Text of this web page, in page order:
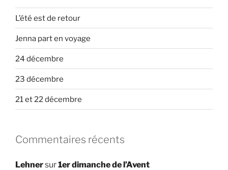
L’été est de retour
Jenna part en voyage
24 décembre
23 décembre
21 et 22 décembre
Commentaires récents
Lehnersur1er dimanche de l’Avent